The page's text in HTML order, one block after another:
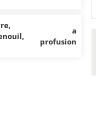
a
profusion